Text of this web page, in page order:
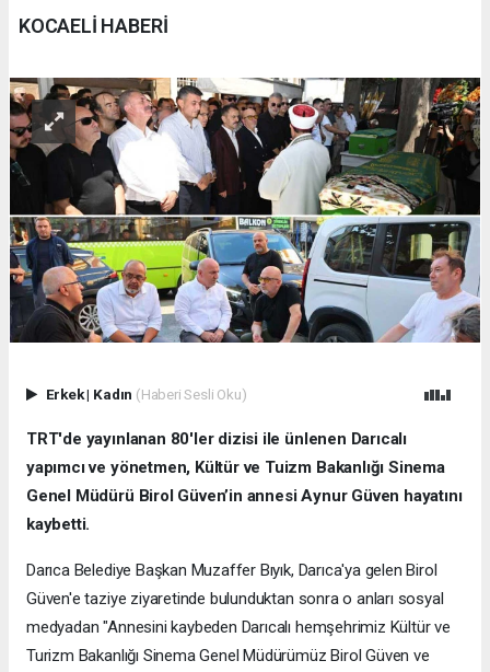
KOCAELİ HABERİ
Erkek| Kadın (Haberi Sesli Oku)
TRT'de yayınlanan 80'ler dizisi ile ünlenen Darıcalı
yapımcı ve yönetmen, Kültür ve Tuizm Bakanlığı Sinema
Genel Müdürü Birol Güven’in annesi Aynur Güven hayatını
kaybetti.
Darıca Belediye Başkan Muzaffer Bıyık, Darıca'ya gelen Birol
Güven'e taziye ziyaretinde bulunduktan sonra o anları sosyal
medyadan "Annesini kaybeden Darıcalı hemşehrimiz Kültür ve
Turizm Bakanlığı Sinema Genel Müdürümüz Birol Güven ve